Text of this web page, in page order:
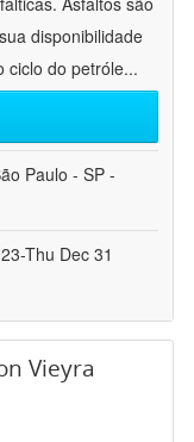
disponibilidade
ciclo do petróle...
Paulo - SP -
Thu Dec 31
Vieyra